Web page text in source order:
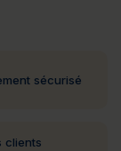
sécurisé
clients